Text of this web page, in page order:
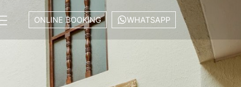
ONLINE BOOKING WHATSAPP